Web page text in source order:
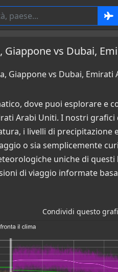
vs Dubai,
Giappone vs Dubai, Emirati
dove puoi esplorare e
Arabi Uniti. I nostri
i livelli di precipitazione
o sia semplicemente
uniche di
di viaggio informate
Condividi questo